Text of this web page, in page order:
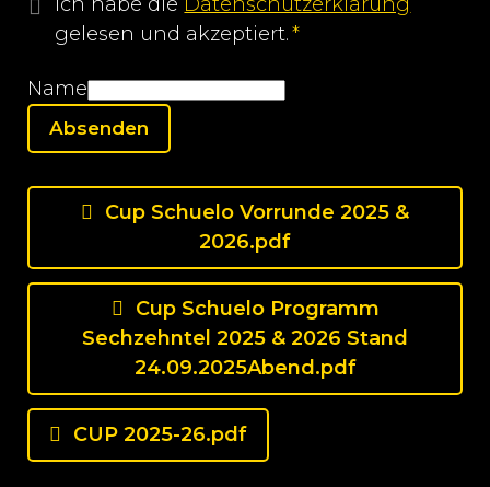
gelesen und akzeptiert. *
Name
Cup Schuelo Vorrunde 2025 &
2026.pdf
Cup Schuelo Programm
Sechzehntel 2025 & 2026 Stand
24.09.2025Abend.pdf
CUP 2025-26.pdf